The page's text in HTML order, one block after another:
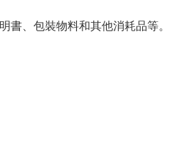
、包裝物料和其他消耗品等。